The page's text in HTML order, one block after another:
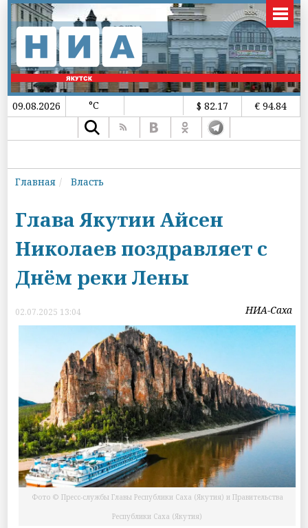
09.08.2026 °C $ 82.17 € 94.84
Главная Власть
Глава Якутии Айсен
Николаев поздравляет с
Днём реки Лены
02.07.2025 13:04 НИА-Саха
Фото © Пресс-службы Главы Республики Саха (Якутия) и Правительства
Республики Саха (Якутия)